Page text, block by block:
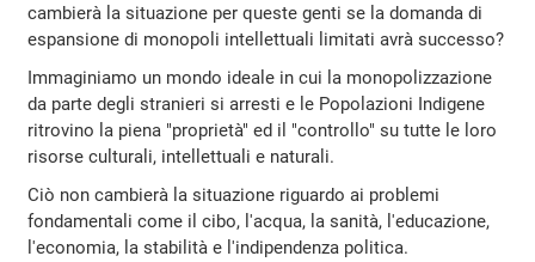
cambierà la situazione per queste genti se la domanda di
espansione di monopoli intellettuali limitati avrà successo?
Immaginiamo un mondo ideale in cui la monopolizzazione
da parte degli stranieri si arresti e le Popolazioni Indigene
ritrovino la piena "proprietà" ed il "controllo" su tutte le loro
risorse culturali, intellettuali e naturali.
Ciò non cambierà la situazione riguardo ai problemi
fondamentali come il cibo, l'acqua, la sanità, l'educazione,
l'economia, la stabilità e l'indipendenza politica.